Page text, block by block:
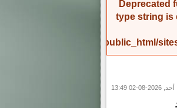
Deprecated
type string is
/home/amicinf1/public_html/
أحد, 2026-08-02 13:49